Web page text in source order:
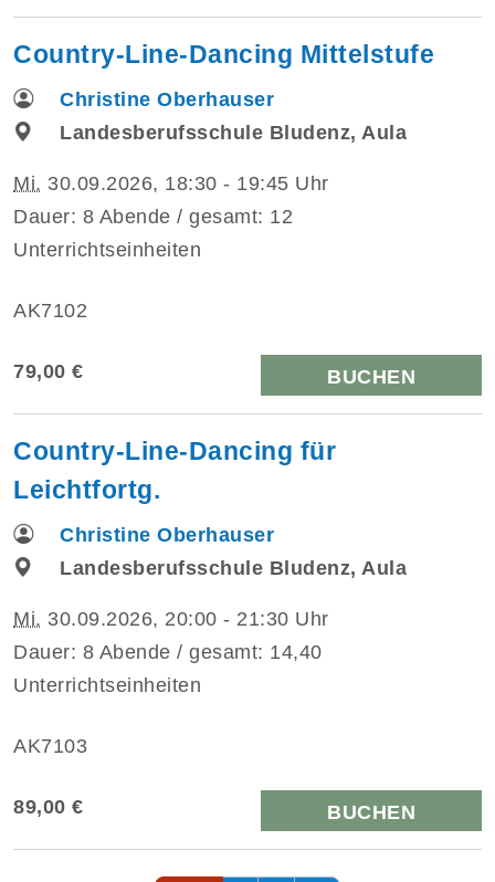
Country-Line-Dancing Mittelstufe
Christine Oberhauser
Landesberufsschule Bludenz, Aula
Mi. 30.09.2026, 18:30 - 19:45 Uhr
Dauer: 8 Abende / gesamt: 12
Unterrichtseinheiten
AK7102
79,00 € BUCHEN
Country-Line-Dancing für
Leichtfortg.
Christine Oberhauser
Landesberufsschule Bludenz, Aula
Mi. 30.09.2026, 20:00 - 21:30 Uhr
Dauer: 8 Abende / gesamt: 14,40
Unterrichtseinheiten
AK7103
89,00 € BUCHEN